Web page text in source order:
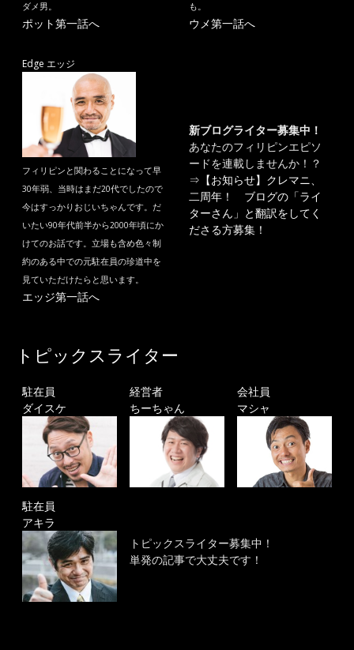
ダメ男。
ポット第一話へ
も。
ウメ第一話へ
Edge エッジ
フィリピンと関わることになって早
30年弱、当時はまだ20代でしたので
今はすっかりおじいちゃんです。だ
いたい90年代前半から2000年頃にか
けてのお話です。立場も含め色々制
約のある中での元駐在員の珍道中を
見ていただけたらと思います。
エッジ第一話へ
新ブログライター募集中！
あなたのフィリピンエピソ
ードを連載しませんか！？
⇒ 【お知らせ】クレマニ、
二周年！ ブログの「ライ
ターさん」と翻訳をしてく
ださる方募集！
トピックスライター
駐在員
ダイスケ
経営者
ちーちゃん
会社員
マシャ
駐在員
アキラ
トピックスライター募集中！
単発の記事で大丈夫です！